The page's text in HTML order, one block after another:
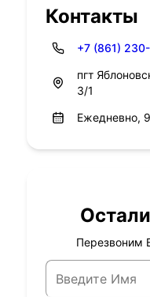
Контакты
+7 (861)
пгт
3/1
Ежедневно,
Перезвоним